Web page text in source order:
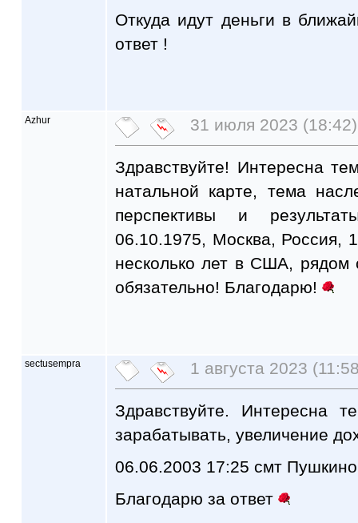
Откуда идут деньги в
ответ !
Azhur 31 июля 2023 (18:42)
Здравствуйте! Интересна
натальной карте, тема
перспективы и
06.10.1975, Москва, Россия,
несколько лет в США,
обязательно! Благодарю!
sectusempra 1 августа 2023
Здравствуйте. Интересна
зарабатывать, увеличение
06.06.2003 17:25 смт
Благодарю за ответ